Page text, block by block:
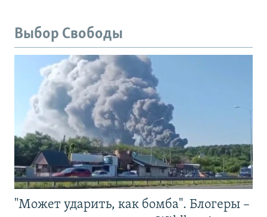
Выбор Свободы
"Может ударить, как бомба". Блогеры –